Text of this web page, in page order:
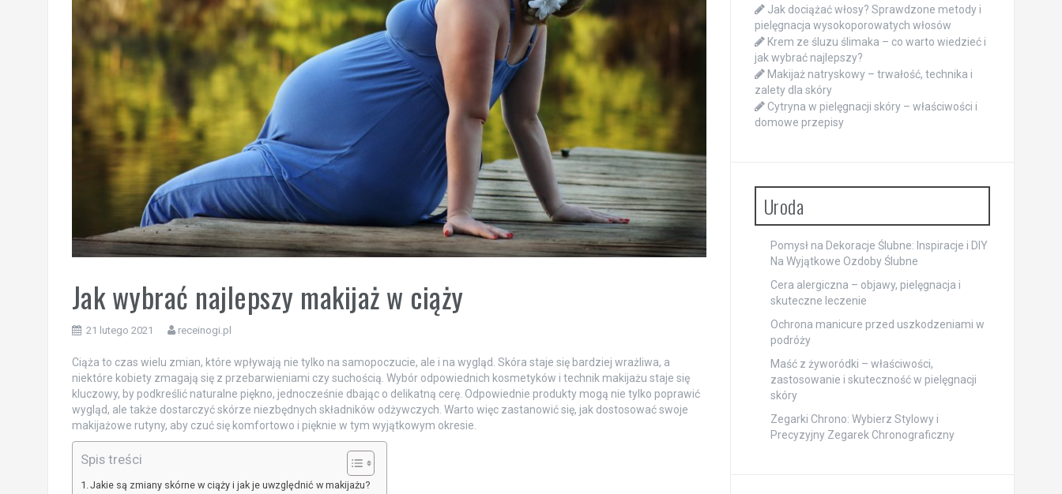
Jak wybrać najlepszy makijaż w ciąży
21 lutego 2021 receinogi.pl
Ciąża to czas wielu zmian, które wpływają nie tylko na samopoczucie, ale i na wygląd. Skóra staje się bardziej wrażliwa, a
niektóre kobiety zmagają się z przebarwieniami czy suchością. Wybór odpowiednich kosmetyków i technik makijażu staje się
kluczowy, by podkreślić naturalne piękno, jednocześnie dbając o delikatną cerę. Odpowiednie produkty mogą nie tylko poprawić
wygląd, ale także dostarczyć skórze niezbędnych składników odżywczych. Warto więc zastanowić się, jak dostosować swoje
makijażowe rutyny, aby czuć się komfortowo i pięknie w tym wyjątkowym okresie.
Spis treści
Jakie są zmiany skórne w ciąży i jak je uwzględnić w makijażu?
Jak dociążać włosy? Sprawdzone metody i
pielęgnacja wysokoporowatych włosów
Krem ze śluzu ślimaka – co warto wiedzieć i
jak wybrać najlepszy?
Makijaż natryskowy – trwałość, technika i
zalety dla skóry
Cytryna w pielęgnacji skóry – właściwości i
domowe przepisy
Uroda
Pomysł na Dekoracje Ślubne: Inspiracje i DIY
Na Wyjątkowe Ozdoby Ślubne
Cera alergiczna – objawy, pielęgnacja i
skuteczne leczenie
Ochrona manicure przed uszkodzeniami w
podróży
Maść z żyworódki – właściwości,
zastosowanie i skuteczność w pielęgnacji
skóry
Zegarki Chrono: Wybierz Stylowy i
Precyzyjny Zegarek Chronograficzny